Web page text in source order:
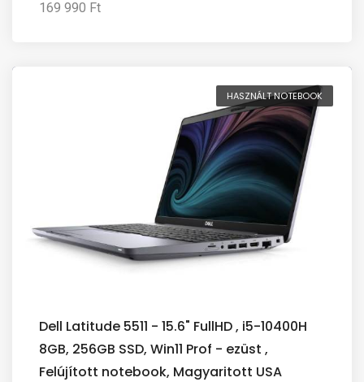
169 990 Ft
HASZNÁLT NOTEBOOK
Dell Latitude 5511 - 15.6" FullHD , i5-10400H
8GB, 256GB SSD, Win11 Prof - ezüst ,
Felújított notebook, Magyaritott USA